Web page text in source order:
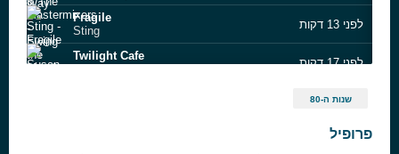
Fragile
Sting
לפני 13 דקות
Twilight Cafe
לפני 17 דקות
לפני 22 דקות
לפני 26 דקות
שנות ה-80
פרופיל